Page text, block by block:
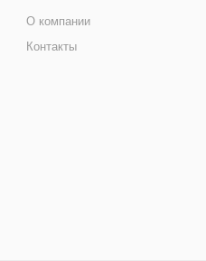
О компании
Контакты